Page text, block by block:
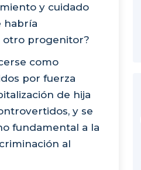
y cuidado
habría
otro progenitor?
como
por fuerza
de hija
y se
fundamental a la
al